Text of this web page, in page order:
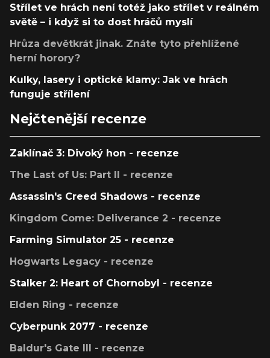
Střílet ve hrách není totéž jako střílet v reálném
světě – i když si to dost hráčů myslí
Hrůza devětkrát jinak. Znáte tyto přehlížené
herní horory?
Kulky, lasery i optické klamy: Jak ve hrách
funguje střílení
Nejčtenější recenze
Zaklínač 3: Divoký hon - recenze
The Last of Us: Part II - recenze
Assassin's Creed Shadows - recenze
Kingdom Come: Deliverance 2 - recenze
Farming Simulator 25 - recenze
Hogwarts Legacy - recenze
Stalker 2: Heart of Chornobyl - recenze
Elden Ring - recenze
Cyberpunk 2077 - recenze
Baldur's Gate III - recenze